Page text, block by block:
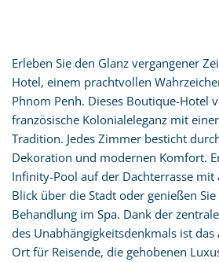
Erleben Sie den Glanz vergangener
Hotel, einem prachtvollen
Phnom Penh. Dieses Boutique-Hotel
französische Kolonialeleganz mit
Tradition. Jedes Zimmer besticht
Dekoration und modernen Komfort.
Infinity-Pool auf der Dachterrasse
Blick über die Stadt oder genießen
Behandlung im Spa. Dank der
des Unabhängigkeitsdenkmals ist das
Ort für Reisende, die gehobenen